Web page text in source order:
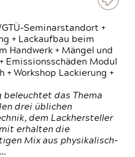
Seminarstandort +
+ Lackaufbau beim
Handwerk + Mängel und
Emissionsschäden Modul
+ Workshop Lackierung +
beleuchtet das Thema
drei üblichen
dem Lackhersteller
erhalten die
Mix aus physikalisch-